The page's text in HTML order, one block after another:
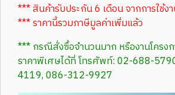
*** สินค้ารับประกัน 6 เดือน จากการใช้ง
*** ราคานี้รวมภาษีมูลค่าเพิ่มแล้ว
*** กรณีสั่งซื้อจำนวนมาก หรืองานโครง
ราคาพิเศษได้ที่ โทรศัพท์: 02-688-
4119, 086-312-9927